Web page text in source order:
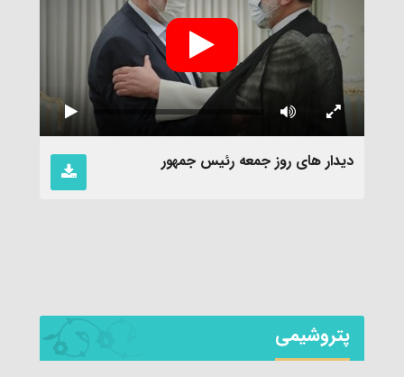
دیدار های روز جمعه رئیس جمهور
پتروشیمی